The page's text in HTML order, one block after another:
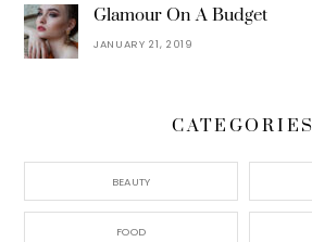
Glamour On A Budget
JANUARY 21, 2019
CATEGORIES
BEAUTY
FOOD